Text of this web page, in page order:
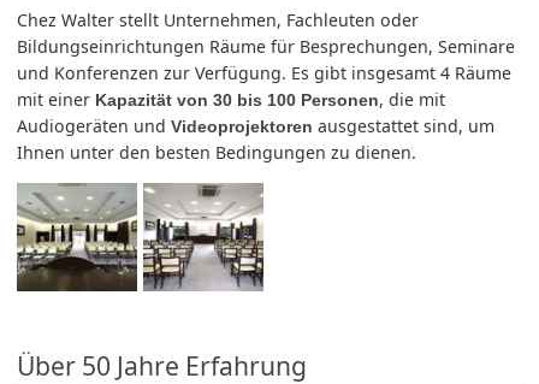
Chez Walter stellt Unternehmen, Fachleuten oder
Bildungseinrichtungen Räume für Besprechungen, Seminare
und Konferenzen zur Verfügung. Es gibt insgesamt 4 Räume
mit einer Kapazität von 30 bis 100 Personen, die mit
Audiogeräten undVideoprojektoren ausgestattet sind, um
Ihnen unter den besten Bedingungen zu dienen.
Über 50 Jahre Erfahrung